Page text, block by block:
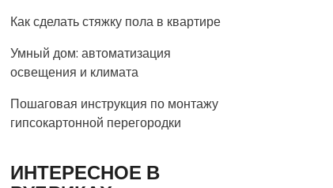
Как сделать стяжку пола в квартире
Умный дом: автоматизация
освещения и климата
Пошаговая инструкция по монтажу
гипсокартонной перегородки
ИНТЕРЕСНОЕ В